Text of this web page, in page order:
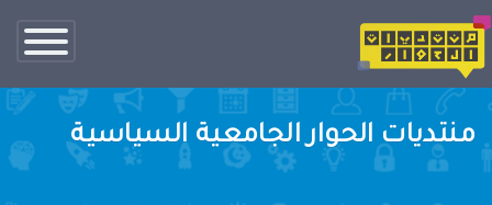
تبديل
الناف
منتديات الحوار الجامعية السياسية